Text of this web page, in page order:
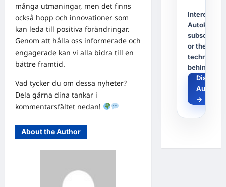
många utmaningar, men det finns
också hopp och innovationer som
kan leda till positiva förändringar.
Genom att hålla oss informerade och
engagerade kan vi alla bidra till en
bättre framtid.
Vad tycker du om dessa nyheter?
Dela gärna dina tankar i
kommentarsfältet nedan!
About the Author
Interested
AutoPost, a
or the
technology
behind it?
Discover
→